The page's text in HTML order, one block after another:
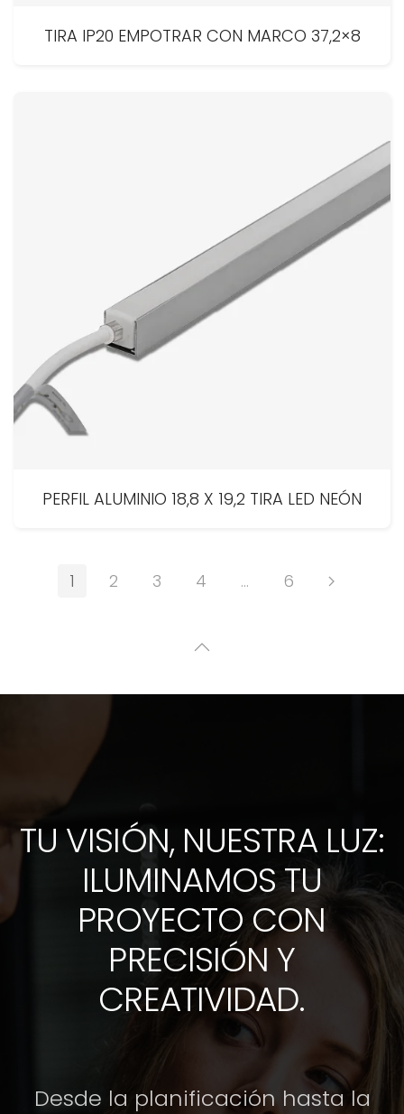
TIRA IP20 EMPOTRAR CON MARCO 37,2×8
PERFIL ALUMINIO 18,8 X 19,2 TIRA LED NEÓN
1 2 3 4 … 6
TU VISIÓN, NUESTRA LUZ:
ILUMINAMOS TU
PROYECTO CON
PRECISIÓN Y
CREATIVIDAD.
Desde la planificación hasta la